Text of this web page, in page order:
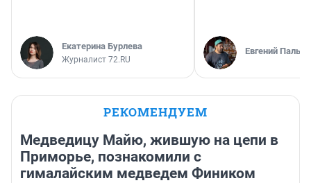
Екатерина Бурлева
Журналист 72.RU
Евгений
РЕКОМЕНДУЕМ
Медведицу Майю, жившую на цепи в
Приморье, познакомили с
гималайским медведем Фиником